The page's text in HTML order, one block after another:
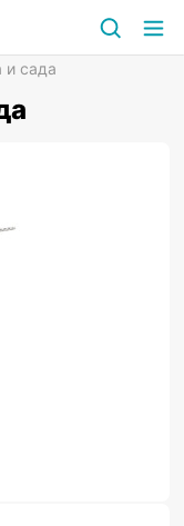
сада